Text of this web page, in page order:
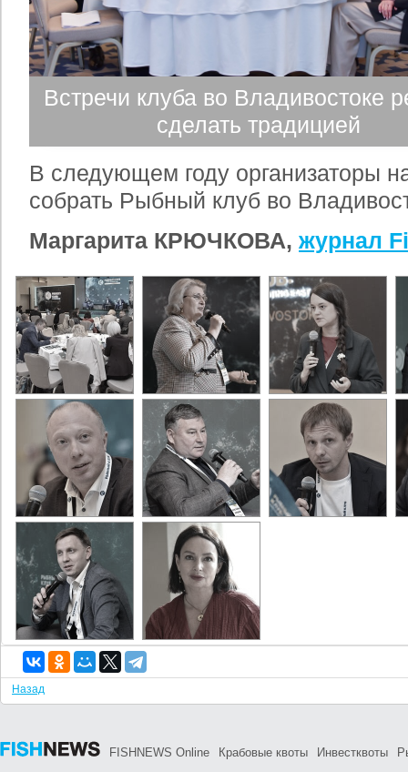
Встречи клуба во Владивостоке
сделать традицией
В следующем году организаторы
собрать Рыбный клуб во
Маргарита КРЮЧКОВА, журнал
Назад
FISHNEWS Online Крабовые квоты Инвестквоты